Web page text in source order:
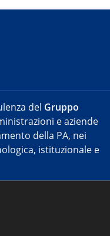
del Gruppo
e aziende
della PA, nei
istituzionale e